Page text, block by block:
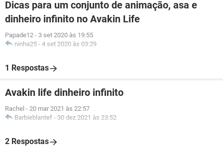
Dicas para um conjunto de animação, asa e
dinheiro infinito no Avakin Life
Papade12 - 3 set 2020 às 19:55
ninha25 - 4 set 2020 às 03:29
1 Respostas
Avakin life dinheiro infinito
Rachel - 20 mar 2021 às 22:57
Barbieblantef - 30 dez 2021 às 23:52
2 Respostas